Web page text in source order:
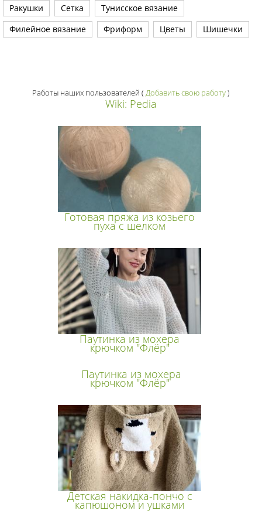
Ракушки
Сетка
Тунисское вязание
Филейное вязание
Фриформ Цветы Шишечки
Работы наших пользователей ( Добавить свою работу)
Wiki: Pedia
Готовая пряжа из козьего
пуха с шелком
Паутинка из мохера
крючком "Флёр"
Паутинка из мохера
крючком "Флёр"
Детская накидка-пончо с
капюшоном и ушками